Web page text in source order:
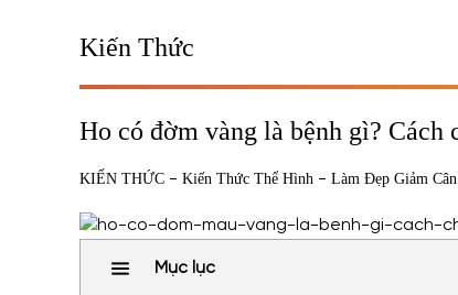
Kiến Thức
Ho có đờm vàng là bệnh gì? Cách
KIẾN THỨC - Kiến Thức Thể Hình - Làm Đẹp Giảm Cân
Mục lục